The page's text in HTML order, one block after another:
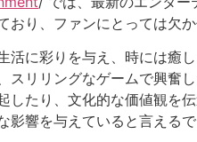
おり、ファンにとっては欠
活に彩りを与え、時には癒
スリリングなゲームで興
したり、文化的な価値観を
響を与えていると言えるで